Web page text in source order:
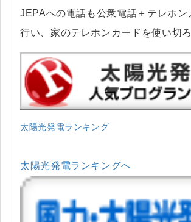
JEPAへの電話も公衆電話＋テレホン
行い、家のテレホンカードを使い切ろ
太陽光発電ランキング
太陽光発電ランキングへ